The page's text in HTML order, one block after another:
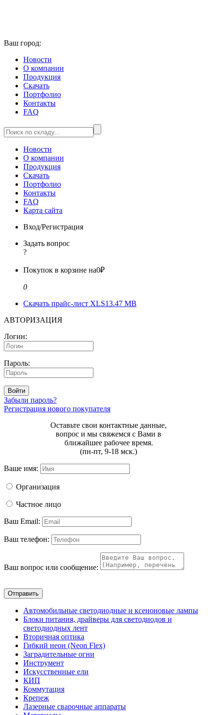
Ваш город:
Новости
О компании
Продукция
Скачать
Портфолио
Контакты
FAQ
Новости
О компании
Продукция
Скачать
Портфолио
Контакты
FAQ
Карта сайта
Вход/Регистрация
Задать вопрос
?
Покупок в корзине на0₽
0
Скачать прайс-лист XLS13.47 MB
АВТОРИЗАЦИЯ
Логин:
Пароль:
Войти
Забыли пароль?
Регистрация нового покупателя
Оставьте свои контактные данные,
вопрос и мы свяжемся с Вами в
ближайшее рабочее время.
(пн-пт, 9-18 мск.)
Ваше имя:
Организация
Частное лицо
Ваш Email:
Ваш телефон:
Ваш вопрос или сообщение:
Отправить
Автомобильные светодиодные и ксеноновые лампы
Блоки питания, драйверы для светодиодов и
светодиодных лент
Вторичная оптика
Гибкий неон (Neon Flex)
Заградительные огни
Инструмент
Искусственные ели
КИП
Коммутация
Крепеж
Лазерные сварочные аппараты